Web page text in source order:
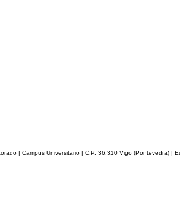
| Campus Universitario | C.P. 36.310 Vigo (Pontevedra) |